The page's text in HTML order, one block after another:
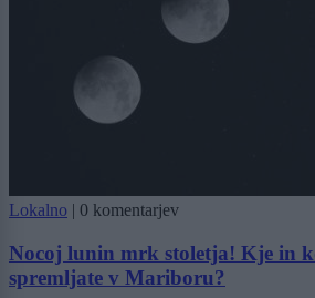
Lokalno | 0 komentarjev
Nocoj lunin mrk stoletja! Kje in
spremljate v Mariboru?